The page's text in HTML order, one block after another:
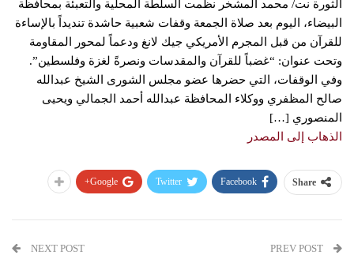
الثورة نت/ محمد المشخر نظمت السلطة المحلية والتعبئة بمحافظة
البيضاء، اليوم بعد صلاة الجمعة وقفات شعبية حاشدة تنديداً بالإساءة
للقرآن من قبل المجرم الأمريكي جيك لانغ ودعماً لمحور المقاومة
وتحت عنوان: “غضباً للقرآن والمقدسات ونصرةً لغزة وفلسطين”.
وفي الوقفات، التي حضرها عضو مجلس الشورى الشيخ عبدالله
صالح المظفري ووكلاء المحافظة عبدالله أحمد الجمالي ويحيى
المنصوري […]
الذهاب إلى المصدر
Share
Facebook
Twitter
Google+
NEXT POST